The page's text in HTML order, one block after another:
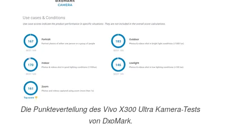
Die Punkteverteilung des Vivo X300 Ultra Kamera-Tests
von DxoMark.